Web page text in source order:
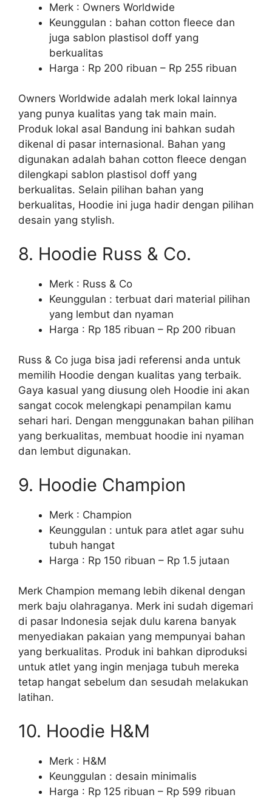
Merk : Owners Worldwide
Keunggulan : bahan cotton fleece dan
juga sablon plastisol doff yang
berkualitas
Harga : Rp 200 ribuan – Rp 255 ribuan
Owners Worldwide adalah merk lokal lainnya
yang punya kualitas yang tak main main.
Produk lokal asal Bandung ini bahkan sudah
dikenal di pasar internasional. Bahan yang
digunakan adalah bahan cotton fleece dengan
dilengkapi sablon plastisol doff yang
berkualitas. Selain pilihan bahan yang
berkualitas, Hoodie ini juga hadir dengan pilihan
desain yang stylish.
8. Hoodie Russ & Co.
Merk : Russ & Co
Keunggulan : terbuat dari material pilihan
yang lembut dan nyaman
Harga : Rp 185 ribuan – Rp 200 ribuan
Russ & Co juga bisa jadi referensi anda untuk
memilih Hoodie dengan kualitas yang terbaik.
Gaya kasual yang diusung oleh Hoodie ini akan
sangat cocok melengkapi penampilan kamu
sehari hari. Dengan menggunakan bahan pilihan
yang berkualitas, membuat hoodie ini nyaman
dan lembut digunakan.
9. Hoodie Champion
Merk : Champion
Keunggulan : untuk para atlet agar suhu
tubuh hangat
Harga : Rp 150 ribuan – Rp 1.5 jutaan
Merk Champion memang lebih dikenal dengan
merk baju olahraganya. Merk ini sudah digemari
di pasar Indonesia sejak dulu karena banyak
menyediakan pakaian yang mempunyai bahan
yang berkualitas. Produk ini bahkan diproduksi
untuk atlet yang ingin menjaga tubuh mereka
tetap hangat sebelum dan sesudah melakukan
latihan.
10. Hoodie H&M
Merk : H&M
Keunggulan : desain minimalis
Harga : Rp 125 ribuan – Rp 599 ribuan